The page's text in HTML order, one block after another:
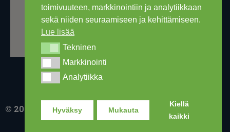
toimivuuteen, markkinointiin ja analytiikkaan
sekä niiden seuraamiseen ja kehittämiseen.
Lue lisää
TekninenTekninen
MarkkinointiMarkkinointi
AnalytiikkaAnalytiikka
Hyväksy Mukauta
Kiellä
kaikki
© 2016-2026 Ski Out Bike, Ski-Outlet Finland Oy